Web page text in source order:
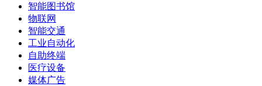
智能图书馆
物联网
智能交通
工业自动化
自助终端
医疗设备
媒体广告